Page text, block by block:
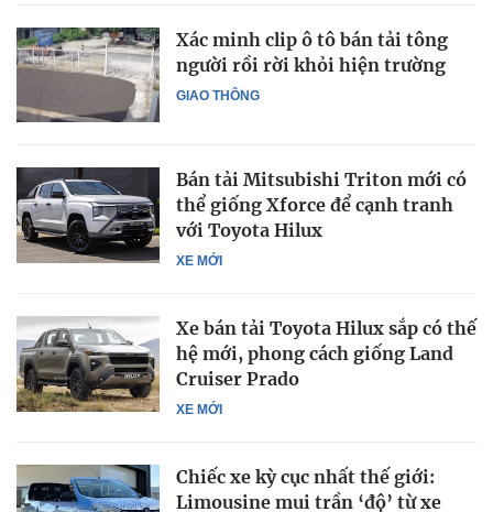
GIAO THÔNG
Xác minh clip ô tô bán tải tông
người rồi rời khỏi hiện trường
XE MỚI
Bán tải Mitsubishi Triton mới có
thể giống Xforce để cạnh tranh
với Toyota Hilux
XE MỚI
Xe bán tải Toyota Hilux sắp có thế
hệ mới, phong cách giống Land
Cruiser Prado
Chiếc xe kỳ cục nhất thế giới:
Limousine mui trần ‘độ’ từ xe